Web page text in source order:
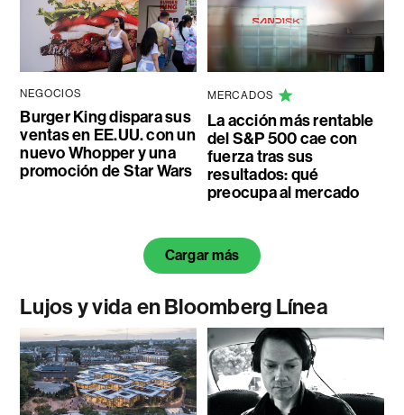
NEGOCIOS
Burger King dispara sus
ventas en EE.UU. con un
nuevo Whopper y una
promoción de Star Wars
MERCADOS
La acción más rentable
del S&P 500 cae con
fuerza tras sus
resultados: qué
preocupa al mercado
Cargar más
Lujos y vida en Bloomberg Línea